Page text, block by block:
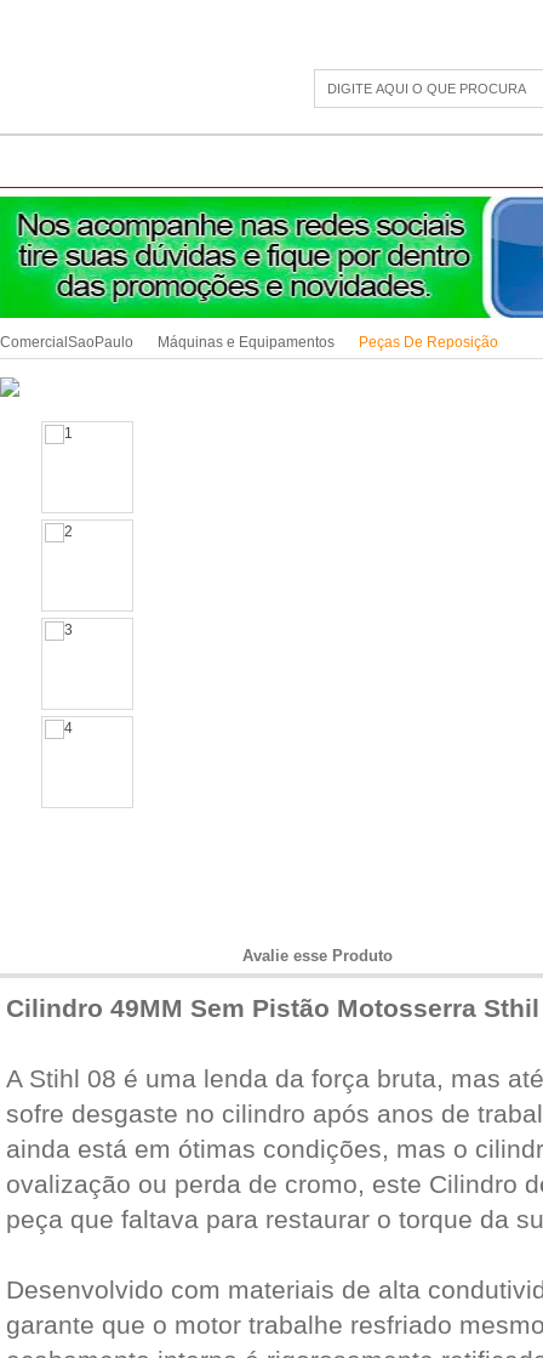
ComercialSaoPaulo Máquinas e Equipamentos Peças De Reposição
Avalie esse Produto
Cilindro 49MM Sem Pistão Motosserra Sthil
A Stihl 08 é uma lenda da força bruta, mas
sofre desgaste no cilindro após anos de
ainda está em ótimas condições, mas o
ovalização ou perda de cromo, este Cilindro
peça que faltava para restaurar o torque da
Desenvolvido com materiais de alta
garante que o motor trabalhe resfriado